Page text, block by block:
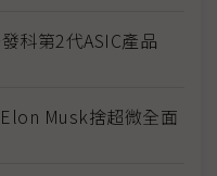
科第2代ASIC產品
Musk捨超微全面